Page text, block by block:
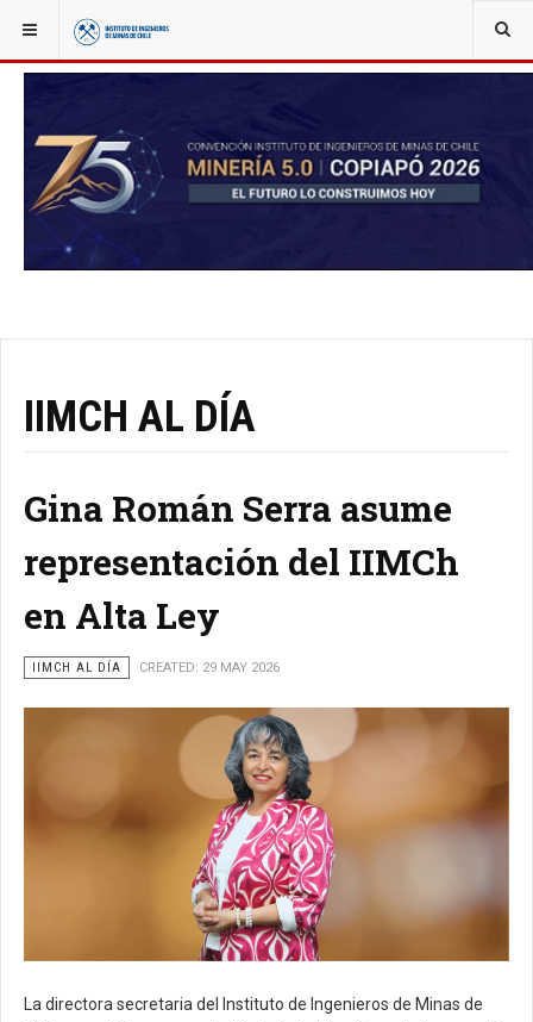
YOU ARE HERE: NOTICIAS
IIMCH AL DÍA
Gina Román Serra asume
representación del IIMCh
en Alta Ley
IIMCH AL DÍA CREATED: 29 MAY 2026
La directora secretaria del Instituto de Ingenieros de Minas de